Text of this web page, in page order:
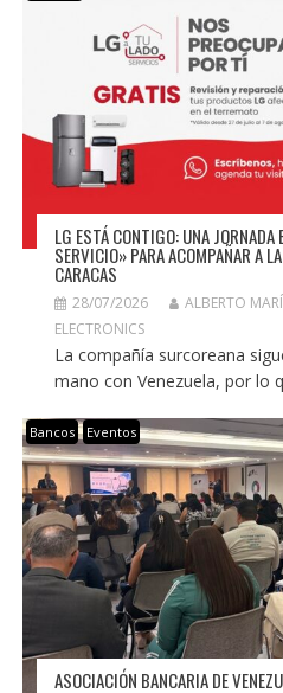
LG ESTÁ CONTIGO: UNA JORNADA
SERVICIO» PARA ACOMPAÑAR A
CARACAS
28/07/2026 ALBERTO
ELECTRONICS
La compañía surcoreana
mano con Venezuela, por lo
Bancos Eventos
ASOCIACIÓN BANCARIA DE